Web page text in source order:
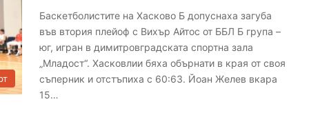
Баскетболистите на Хасково Б допуснаха загуба
във втория плейоф с Вихър Айтос от ББЛ Б група –
юг, игран в димитровградската спортна зала
„Младост“. Хасковлии бяха обърнати в края от своя
съперник и отстъпиха с 60:63. Йоан Желев вкара
15…